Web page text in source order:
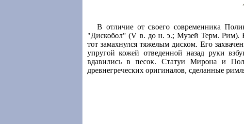
В отличие от своего современника
"Дискобол" (V в. до н. э.; Музей Терм. Рим).
тот замахнулся тяжелым диском. Его
упругой кожей отведенной назад руки
вдавились в песок. Статуи Мирона и
древнегреческих оригиналов, сделанные